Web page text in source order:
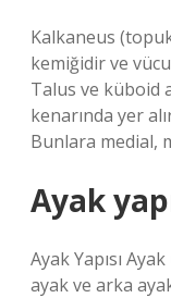
Kalkaneus
kemiğidir ve
Talus ve küboid
kenarında yer
Bunlara medial,
Ayak
Ayak Yapısı
ayak ve arka